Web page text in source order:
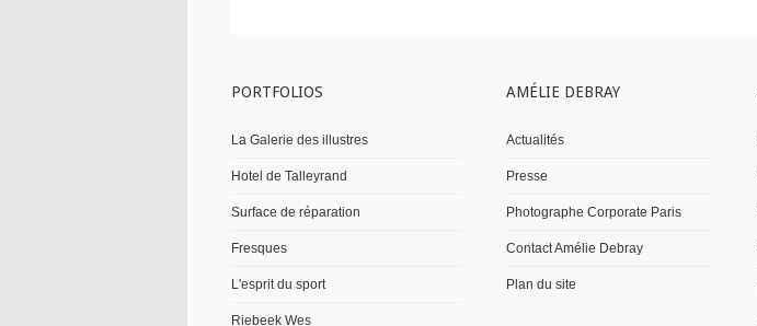
PORTFOLIOS
La Galerie des illustres
Hotel de Talleyrand
Surface de réparation
Fresques
L'esprit du sport
Riebeek Wes
AMÉLIE DEBRAY
Actualités
Presse
Photographe Corporate Paris
Contact Amélie Debray
Plan du site